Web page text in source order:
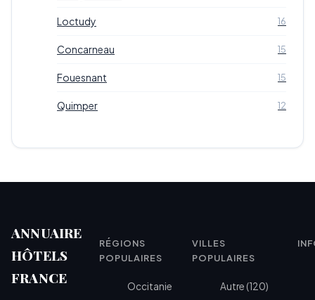
Loctudy 16
Concarneau 15
Fouesnant 15
Quimper 12
ANNUAIRE
HÔTELS
FRANCE
RÉGIONS
POPULAIRES
Occitanie
VILLES
POPULAIRES
Autre (120)